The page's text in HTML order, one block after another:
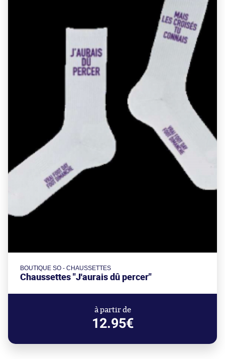
BOUTIQUE SO - CHAUSSETTES
Chaussettes "J'aurais dû percer"
à partir de
12.95€